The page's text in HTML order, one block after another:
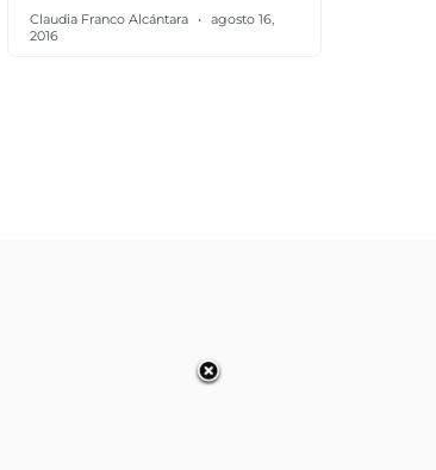
Claudia Franco Alcántara
agosto 16,
2016